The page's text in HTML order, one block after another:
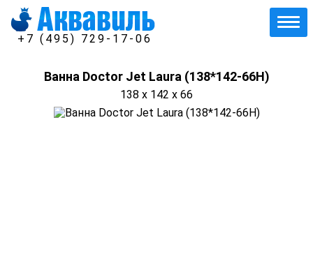
+7 (495) 729-17-06
Ванна Doctor Jet Laura (138*142-66Н)
138 x 142 x 66